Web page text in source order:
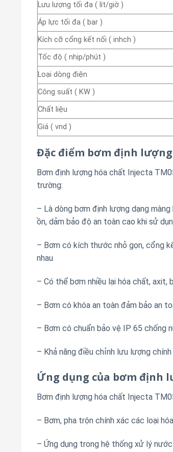
Lưu lượng tối đa ( lít/giờ )
Áp lực tối đa ( bar )
Kích cỡ cổng kết nối ( inhch )
Tốc độ ( nhịp/phút )
Loại dòng điện
Công suất ( KW )
Chất liệu
Giá ( vnd )
Đặc điểm bơm định
Bơm định lượng hóa chất Injecta
trường:
– Là dòng bơm định lượng dạng
ồn, dảm bảo độ an toàn cao khi sử
– Bơm có kích thước nhỏ gọn, cổng
nhau
– Có thể bơm nhiều lại hóa chất, axit,
– Bơm có khóa an toàn đảm bảo an
– Bơm có chuẩn bảo vệ IP 65 chống
– Khả năng điều chỉnh lưu lượng
Ứng dụng của bơm định
Bơm định lượng hóa chất Injecta
– Bơm, pha trộn chính xác các loại
– Ứng dụng trong hệ thống xử lý